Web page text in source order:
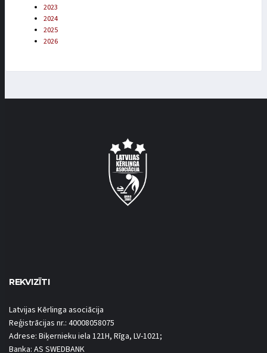
2023
2024
2025
2026
REKVIZĪTI
Latvijas Kērlinga asociācija
Reģistrācijas nr.: 40008058075
Adrese: Biķernieku iela 121H, Rīga, LV-1021;
Banka: AS SWEDBANK